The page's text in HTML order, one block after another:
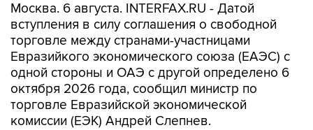
Москва. 6 августа. INTERFAX.RU - Датой
вступления в силу соглашения о свободной
торговле между странами-участницами
Евразийкого экономического союза (ЕАЭС) с
одной стороны и ОАЭ с другой определено 6
октября 2026 года, сообщил министр по
торговле Евразийской экономической
комиссии (ЕЭК) Андрей Слепнев.